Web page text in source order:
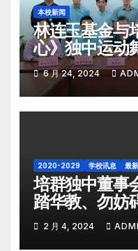
本校新闻
林连玉基金与
心》独中运动
6 月 24, 2024
2020-2029 学校讯息 最
培群独中董事
踏华教、勿妨
2 月 4, 2024